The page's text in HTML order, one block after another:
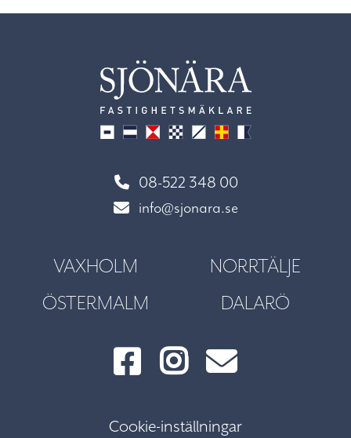
08-522 348 00
info@sjonara.se
VAXHOLM
NORRTÄLJE
ÖSTERMALM
DALARÖ
Cookie-inställningar